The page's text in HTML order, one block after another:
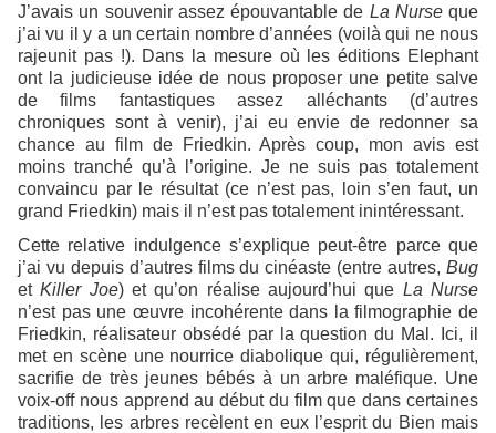
J’avais un souvenir assez épouvantable de La Nurseque
j’ai vu il y a un certain nombre d’années (voilà qui ne nous
rajeunit pas !). Dans la mesure où les éditions Elephant
ont la judicieuse idée de nous proposer une petite salve
de films fantastiques assez alléchants (d’autres
chroniques sont à venir), j’ai eu envie de redonner sa
chance au film de Friedkin. Après coup, mon avis est
moins tranché qu’à l’origine. Je ne suis pas totalement
convaincu par le résultat (ce n’est pas, loin s’en faut, un
grand Friedkin) mais il n’est pas totalement inintéressant.
Cette relative indulgence s’explique peut-être parce que
j’ai vu depuis d’autres films du cinéaste (entre autres, Bug
etKiller Joe) et qu’on réalise aujourd’hui que La Nurse
n’est pas une œuvre incohérente dans la filmographie de
Friedkin, réalisateur obsédé par la question du Mal. Ici, il
met en scène une nourrice diabolique qui, régulièrement,
sacrifie de très jeunes bébés à un arbre maléfique. Une
voix-off nous apprend au début du film que dans certaines
traditions, les arbres recèlent en eux l’esprit du Bien mais